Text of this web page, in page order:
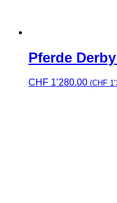
Pferde
CHF 1’280.00 (CHF